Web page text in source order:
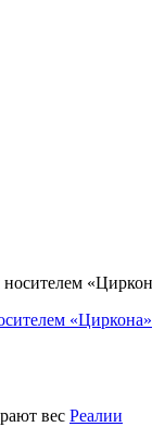
«Циркона»
Реалии